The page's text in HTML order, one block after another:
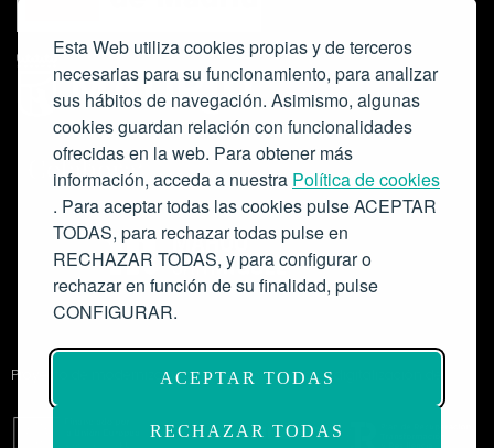
Esta Web utiliza cookies propias y de terceros
necesarias para su funcionamiento, para analizar
sus hábitos de navegación. Asimismo, algunas
cookies guardan relación con funcionalidades
ofrecidas en la web. Para obtener más
información, acceda a nuestra Política de cookies
. Para aceptar todas las cookies pulse ACEPTAR
TODAS, para rechazar todas pulse en
RECHAZAR TODAS, y para configurar o
rechazar en función de su finalidad, pulse
CONFIGURAR.
ACEPTAR TODAS
RECHAZAR TODAS
Colabora:
Proyecto de modernización de infraestructuras y digitalización del
Salón de Actos del Ateneo de Madrid como espacio escénico-musical.
Subvención: 175.000€